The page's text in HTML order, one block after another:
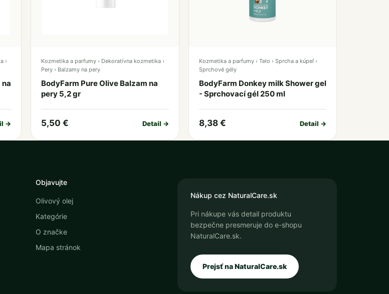
›
na
→
Kozmetika a parfumy › Dekoratívna kozmetika ›
Pery › Balzamy na pery
BodyFarm Pure Olive Balzam na
pery 5,2 gr
5,50 € Detail →
Kozmetika a parfumy › Telo › Sprcha a kúpeľ ›
Sprchové gély
BodyFarm Donkey milk Shower gel
- Sprchovací gél 250 ml
8,38 € Detail →
Objavujte
Olivový olej
Kategórie
O značke
Mapa stránok
Nákup cez NaturalCare.sk
Pri nákupe vás detail produktu
bezpečne presmeruje do e-shopu
NaturalCare.sk.
Prejsť na NaturalCare.sk